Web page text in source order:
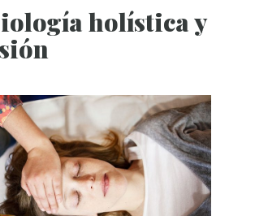
holística y